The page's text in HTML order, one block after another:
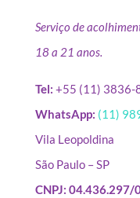
Serviço de
18 a 21 anos.
Tel: +55 (11) 3836-
WhatsApp: (11)
Vila Leopoldina
São Paulo – SP
CNPJ: 04.436.297/